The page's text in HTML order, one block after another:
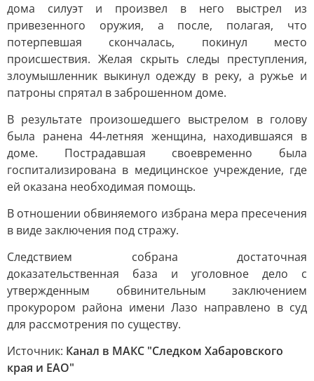
дома силуэт и произвел в него выстрел из
привезенного оружия, а после, полагая, что
потерпевшая скончалась, покинул место
происшествия. Желая скрыть следы преступления,
злоумышленник выкинул одежду в реку, а ружье и
патроны спрятал в заброшенном доме.
В результате произошедшего выстрелом в голову
была ранена 44-летняя женщина, находившаяся в
доме. Пострадавшая своевременно была
госпитализирована в медицинское учреждение, где
ей оказана необходимая помощь.
В отношении обвиняемого избрана мера пресечения
в виде заключения под стражу.
Следствием собрана достаточная
доказательственная база и уголовное дело с
утвержденным обвинительным заключением
прокурором района имени Лазо направлено в суд
для рассмотрения по существу.
Источник: Канал в МАКС "Следком Хабаровского
края и ЕАО"